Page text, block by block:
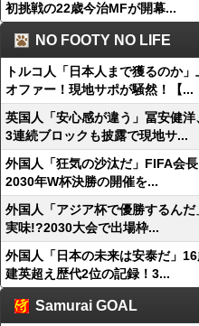
初挑戦の22歳今治MFが開幕...
NO FOOTY NO LIFE
トルコ人「日本人まで獲るのか
オファー！現地サポが騒然！【...
英国人「安心感が違う」冨安健
3連続ブロックも披露で現地サ...
外国人「狂気の沙汰だ」FIFA会
2030年W杯決勝の開催を...
外国人「アジア杯で優勝するん
実味!?2030大会で出場枠...
外国人「日本の未来は安泰だ」
建英超え歴代2位の記録！3...
Samurai GOAL